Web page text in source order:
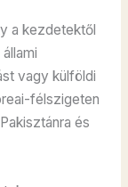
a kezdetektől
vagy külföldi
félszigeten
és